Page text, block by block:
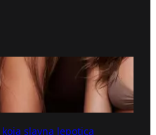
slavna lepotica